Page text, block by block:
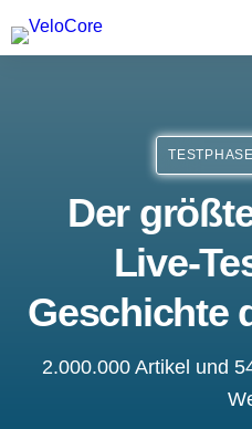
Agenturen &
Der
Live-
Geschichte
2.000.000 Artikel und